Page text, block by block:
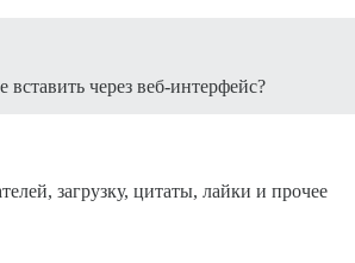
через веб-интерфейс?
загрузку, цитаты, лайки и прочее